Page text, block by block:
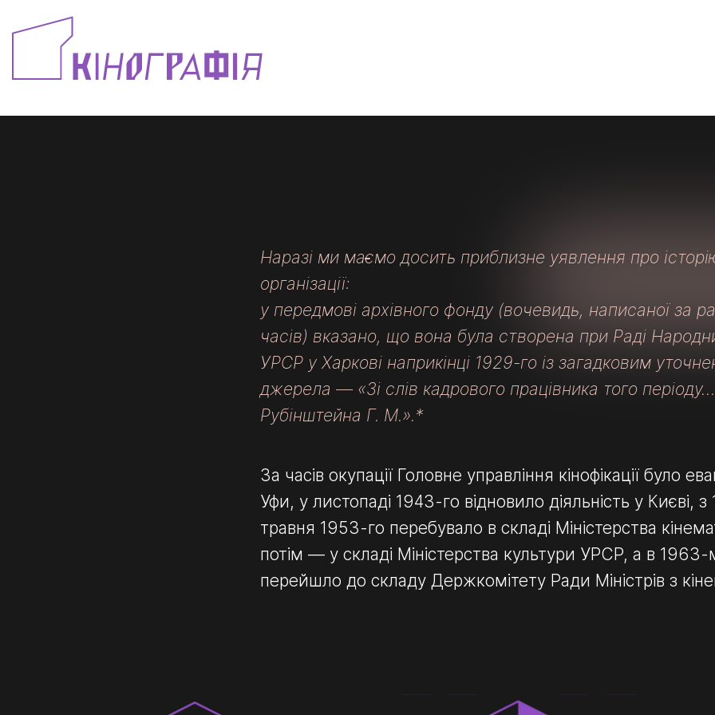
ГОЛОВНЕ
КІНОФІКАЦІЇ
Наразі ми маємо досить приблизне уявлення про
організації:
у передмові архівного фонду (вочевидь, написаної за
часів) вказано, що вона була створена при Раді
УРСР у Харкові наприкінці 1929-го із загадковим
джерела — «Зі слів кадрового працівника того
Рубінштейна Г. М.».*
За часів окупації Головне управління кінофікації було
Уфи, у листопаді 1943-го відновило діяльність у Києві,
травня 1953-го перебувало в складі Міністерства
потім — у складі Міністерства культури УРСР, а в
перейшло до складу Держкомітету Ради Міністрів з